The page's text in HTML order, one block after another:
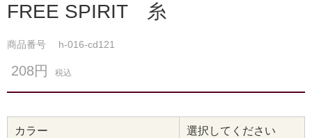
FREE SPIRIT 糸
商品番号 h-016-cd121
208円 税込
カラー 選択してください